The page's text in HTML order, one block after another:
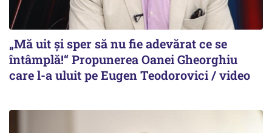
„Mă uit și sper să nu fie adevărat ce se
întâmplă!“ Propunerea Oanei Gheorghiu
care l-a uluit pe Eugen Teodorovici / video